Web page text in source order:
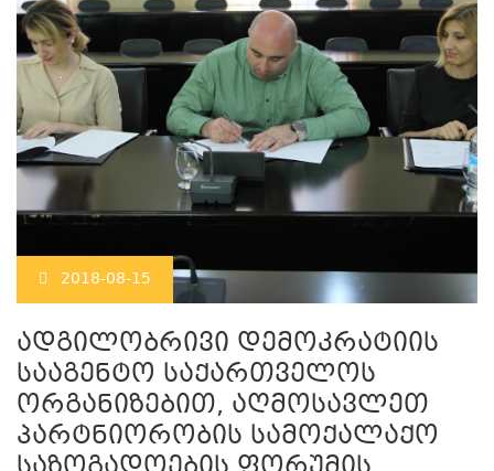
2018-08-15
ადგილობრივი დემოკრატიის
სააგენტო საქართველოს
ორგანიზებით, აღმოსავლეთ
პარტნიორობის სამოქალაქო